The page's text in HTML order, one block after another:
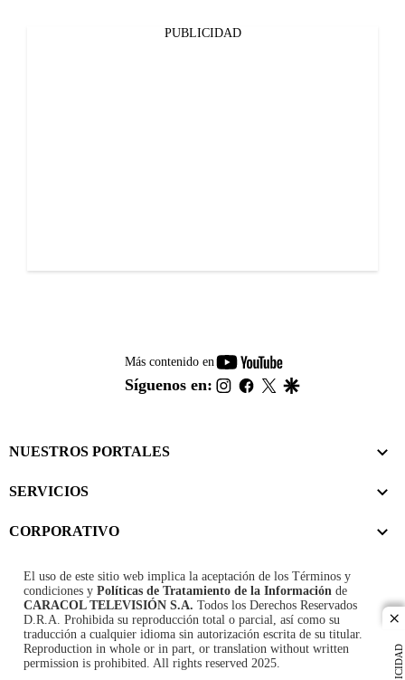
PUBLICIDAD
Más contenido en
youtube-
footer
Síguenos en: instagram
facebook
twitter
NUESTROS PORTALES
SERVICIOS
CORPORATIVO
El uso de este sitio web implica la aceptación de los Términos y
condiciones y Políticas de Tratamiento de la Información de
CARACOL TELEVISIÓN S.A. Todos los Derechos Reservados
D.R.A. Prohibida su reproducción total o parcial, así como su
traducción a cualquier idioma sin autorización escrita de su titular.
Reproduction in whole or in part, or translation without written
permission is prohibited. All rights reserved 2025.